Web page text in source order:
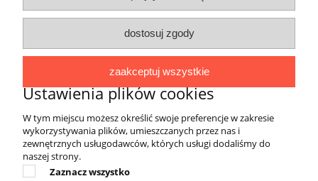
jakość materiałów i wykonania, innowacyjność
oraz niebanalne wzornictwo. Wyroby marki
4EVERFIT cieszą się popularnością w
gabinetach rehabilitacji, siłowniach, salach
treningowych, jak również sprawdzają się w
indywidualnym użytkowaniu podczas
uprawiania sportu bądź rekonwalescencji
pourazowej. Powstały dla osób aktywnych, dla
których dobra forma fizyczna to podstawa
funkcjonowania, a troska o zdrowie stanowi
dostosuj zgody
zaakceptuj wszystkie
Ustawienia plików cookies
W tym miejscu możesz określić swoje preferencje w zakresie
wykorzystywania plików, umieszczanych przez nas i
zewnętrznych usługodawców, których usługi dodaliśmy do
naszej strony.
Zaznacz wszystko